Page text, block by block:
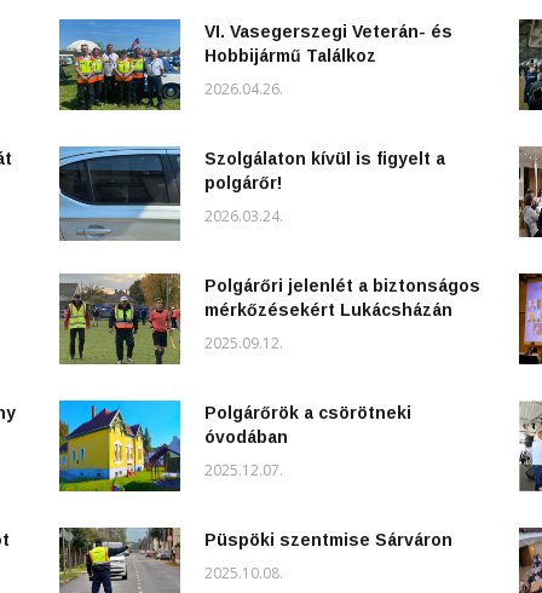
VI. Vasegerszegi Veterán- és
Hobbijármű Találkoz
2026.04.26.
Szolgálaton kívül is figyelt a
polgárőr!
2026.03.24.
Polgárőri jelenlét a biztonságos
mérkőzésekért Lukácsházán
2025.09.12.
Polgárőrök a csörötneki
óvodában
2025.12.07.
Püspöki szentmise Sárváron
2025.10.08.